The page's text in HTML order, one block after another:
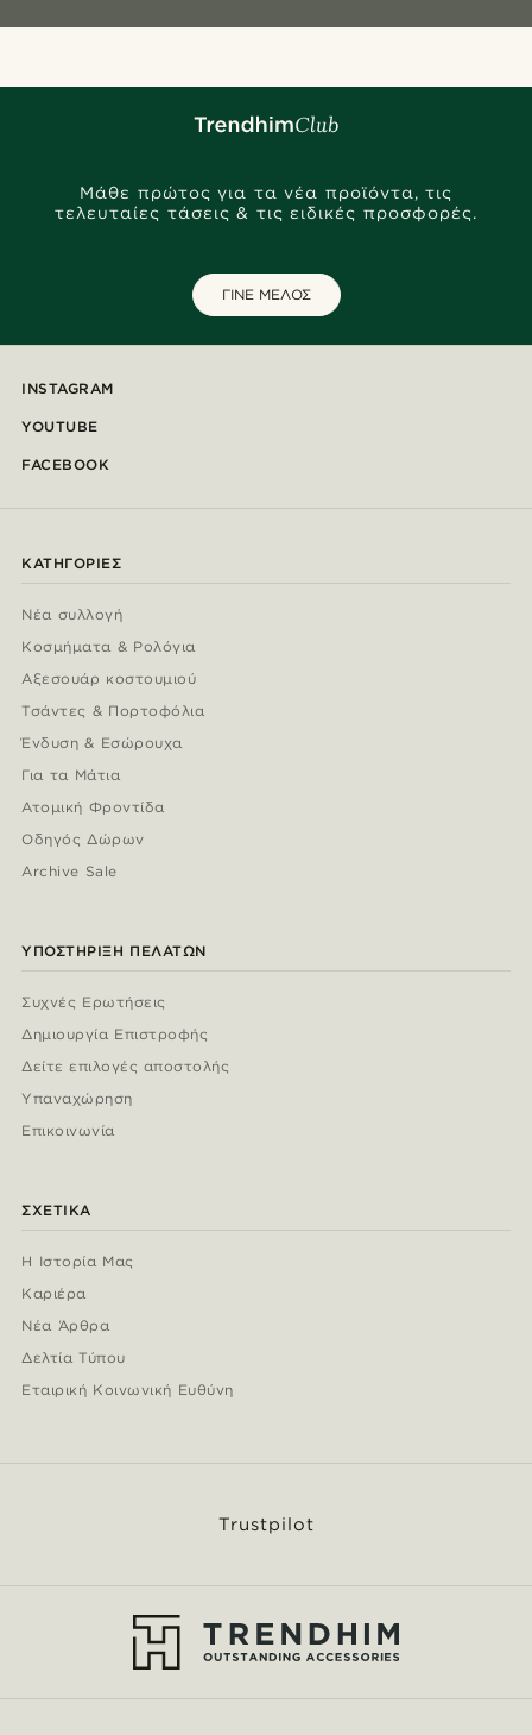
Μάθε πρώτος για τα νέα προϊόντα, τις
τελευταίες τάσεις & τις ειδικές προσφορές.
ΓΙΝΕ ΜΕΛΟΣ
INSTAGRAM
YOUTUBE
FACEBOOK
ΚΑΤΗΓΟΡΊΕΣ
Νέα συλλογή
Κοσμήματα & Ρολόγια
Αξεσουάρ κοστουμιού
Τσάντες & Πορτοφόλια
Ένδυση & Εσώρουχα
Για τα Μάτια
Ατομική Φροντίδα
Οδηγός Δώρων
Archive Sale
ΥΠΟΣΤΉΡΙΞΗ ΠΕΛΑΤΏΝ
Συχνές Ερωτήσεις
Δημιουργία Επιστροφής
Δείτε επιλογές αποστολής
Υπαναχώρηση
Επικοινωνία
ΣΧΕΤΙΚΆ
Η Ιστορία Μας
Καριέρα
Νέα Άρθρα
Δελτία Τύπου
Εταιρική Κοινωνική Ευθύνη
Trustpilot